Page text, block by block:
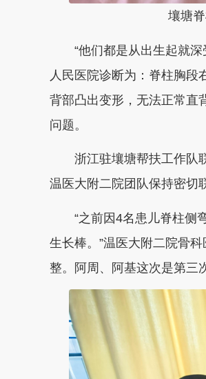
壤塘
“他们都是从出生起就深
人民医院诊断为：脊柱胸段
背部凸出变形，无法正常直
问题。
浙江驻壤塘帮扶工作队联
温医大附二院团队保持密切
“之前因4名患儿脊柱侧弯
生长棒。”温医大附二院骨
整。阿周、阿基这次是第三